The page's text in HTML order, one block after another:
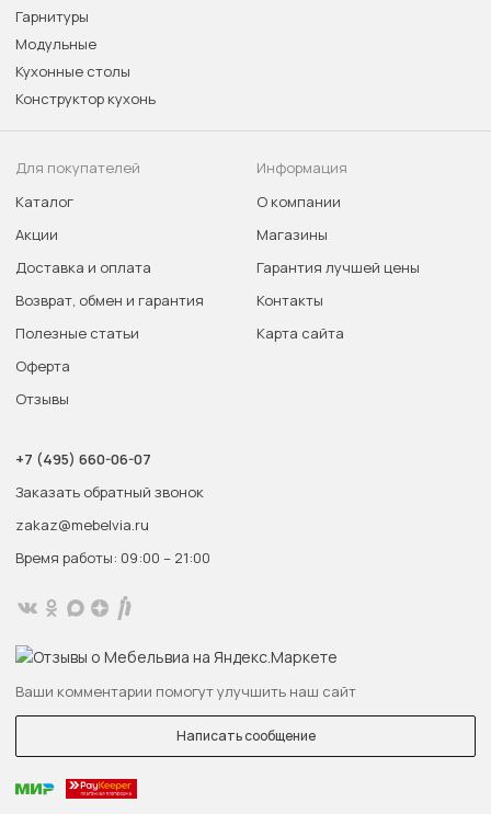
Гарнитуры
Модульные
Кухонные столы
Конструктор кухонь
Для покупателей
Каталог
Акции
Доставка и оплата
Возврат, обмен и гарантия
Полезные статьи
Оферта
Отзывы
Информация
О компании
Магазины
Гарантия лучшей цены
Контакты
Карта сайта
+7 (495) 660-06-07
Заказать обратный звонок
zakaz@mebelvia.ru
Время работы: 09:00 – 21:00
Ваши комментарии помогут улучшить наш сайт
Написать сообщение